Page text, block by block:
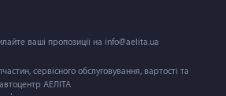
ваші пропозиції на info@aelita.ua
сервісного обслуговування, вартості та
АЕЛІТА